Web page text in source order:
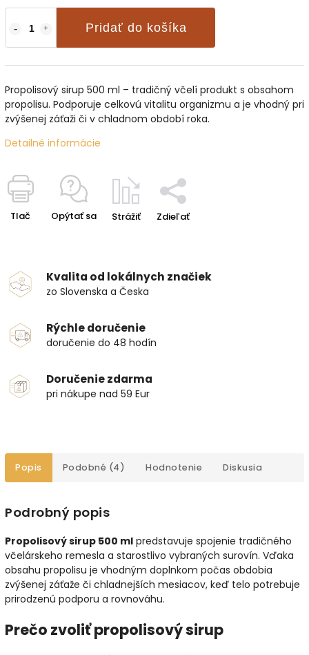
Pridať do košíka
Propolisový sirup 500 ml – tradičný včelí produkt s obsahom
propolisu. Podporuje celkovú vitalitu organizmu a je vhodný pri
zvýšenej záťaži či v chladnom období roka.
Detailné informácie
Tlač Opýtať sa Strážiť Zdieľať
Kvalita od lokálnych značiek
zo Slovenska a Česka
Rýchle doručenie
doručenie do 48 hodín
Doručenie zdarma
pri nákupe nad 59 Eur
Popis Podobné (4) Hodnotenie Diskusia
Podrobný popis
Propolisový sirup 500 ml predstavuje spojenie tradičného
včelárskeho remesla a starostlivo vybraných surovín. Vďaka
obsahu propolisu je vhodným doplnkom počas obdobia
zvýšenej záťaže či chladnejších mesiacov, keď telo potrebuje
prirodzenú podporu a rovnováhu.
Prečo zvoliť propolisový sirup